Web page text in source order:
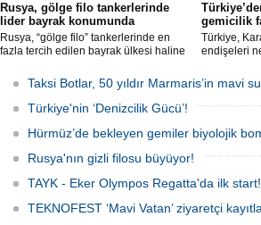
Rusya, gölge filo tankerlerinde
lider bayrak konumunda
Rusya, “gölge filo” tankerlerinde en
fazla tercih edilen bayrak ülkesi haline
birlikte çok sayıda tanker Rus bayrağına
geçerken, bu durum küresel denizcilik
yaptırımlarının uygulanması açısından
yeni bir tablo ortaya koyuyor.
gemicilik
Türkiye,
endişeleri
bölgedeki
Taksi Botlar, 50 yıldır Marmaris’in mavi
Türkiye'nin ‘Denizcilik Gücü’!
Hürmüz’de bekleyen gemiler biyolojik
Rusya'nın gizli filosu büyüyor!
TAYK - Eker Olympos Regatta'da ilk start!
TEKNOFEST ‘Mavi Vatan’ ziyaretçi